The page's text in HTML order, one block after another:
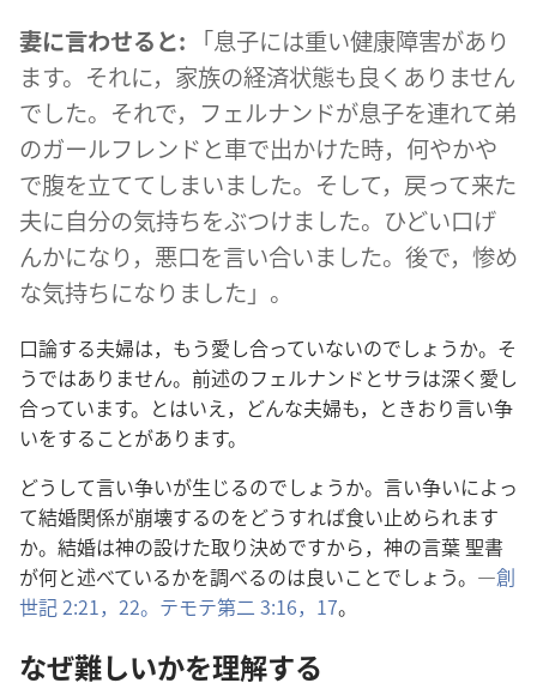
妻に言わせると:
「息子には重い健康障害があり
ます。それに，家族の経済状態も良くありません
でした。それで，フェルナンドが息子を連れて弟
のガールフレンドと車で出かけた時，何やかや
で腹を立ててしまいました。そして，戻って来た
夫に自分の気持ちをぶつけました。ひどい口げ
んかになり，悪口を言い合いました。後で，惨め
な気持ちになりました」。
口論する夫婦は，もう愛し合っていないのでしょうか。そ
うではありません。前述のフェルナンドとサラは深く愛し
合っています。とはいえ，どんな夫婦も，ときおり言い争
いをすることがあります。
どうして言い争いが生じるのでしょうか。言い争いによっ
て結婚関係が崩壊するのをどうすれば食い止められます
か。結婚は神の設けた取り決めですから，神の言葉 聖書
が何と述べているかを調べるのは良いことでしょう。―創
世記 2:21，22。 テモテ第二 3:16，17。
なぜ難しいかを理解する